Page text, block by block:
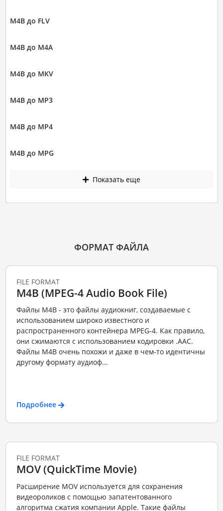
M4B до FLV
M4B до M4A
M4B до MKV
M4B до MP3
M4B до MP4
M4B до MPG
Показать еще
ФОРМАТ ФАЙЛА
FILE FORMAT
M4B (MPEG-4 Audio Book File)
Файлы M4B - это файлы аудиокниг, создаваемые с
использованием широко известного и
распространенного контейнера MPEG-4. Как правило,
они сжимаются с использованием кодировки .AAC.
Файлы M4B очень похожи и даже в чем-то идентичны
другому формату аудиоф...
Подробнее
FILE FORMAT
MOV (QuickTime Movie)
Расширение MOV используется для сохранения
видеороликов с помощью запатентованного
алгоритма сжатия компании Apple. Такие файлы